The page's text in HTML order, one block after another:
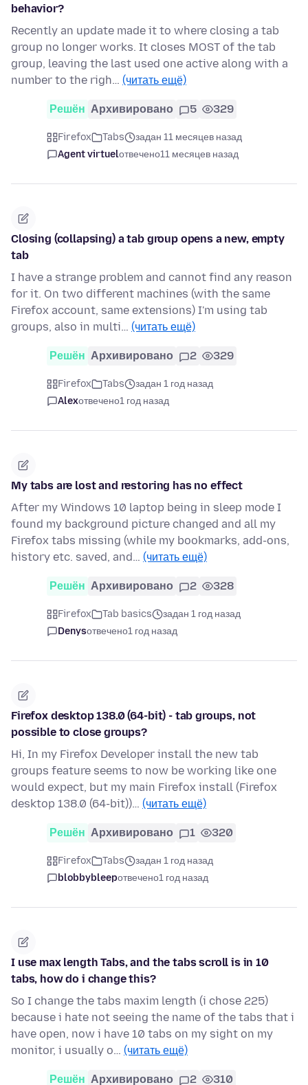
behavior?
Recently an update made it to where closing a tab
group no longer works. It closes MOST of the tab
group, leaving the last used one active along with a
number to the righ… (читать ещё)
Решён Архивировано 5 329
Firefox Tabs
задан 11 месяцев назад
Agent virtuelотвечено11 месяцев назад
Closing (collapsing) a tab group opens a new, empty
tab
I have a strange problem and cannot find any reason
for it. On two different machines (with the same
Firefox account, same extensions) I'm using tab
groups, also in multi… (читать ещё)
Решён Архивировано 2 329
Firefox Tabs
задан 1 год назад
Alexотвечено1 год назад
My tabs are lost and restoring has no effect
After my Windows 10 laptop being in sleep mode I
found my background picture changed and all my
Firefox tabs missing (while my bookmarks, add-ons,
history etc. saved, and… (читать ещё)
Решён Архивировано 2 328
Firefox Tab basics
задан 1 год назад
Denysотвечено1 год назад
Firefox desktop 138.0 (64-bit) - tab groups, not
possible to close groups?
Hi, In my Firefox Developer install the new tab
groups feature seems to now be working like one
would expect, but my main Firefox install (Firefox
desktop 138.0 (64-bit))… (читать ещё)
Решён Архивировано 1 320
Firefox Tabs
задан 1 год назад
blobbybleepотвечено1 год назад
I use max length Tabs, and the tabs scroll is in 10
tabs, how do i change this?
So I change the tabs maxim length (i chose 225)
because i hate not seeing the name of the tabs that i
have open, now i have 10 tabs on my sight on my
monitor, i usually o… (читать ещё)
Решён Архивировано 2 310